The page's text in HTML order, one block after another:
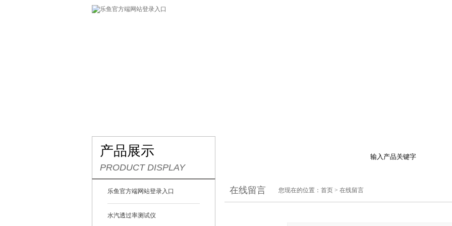
产品展示
PRODUCT DISPLAY
乐鱼官方端网站登录入口
水汽透过率测试仪
在线留言 您现在的位置： 首页 > 在线留言